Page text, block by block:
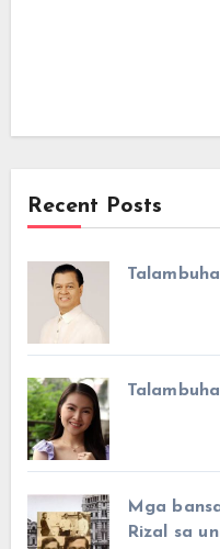
Recent Posts
Mga
Rizal sa